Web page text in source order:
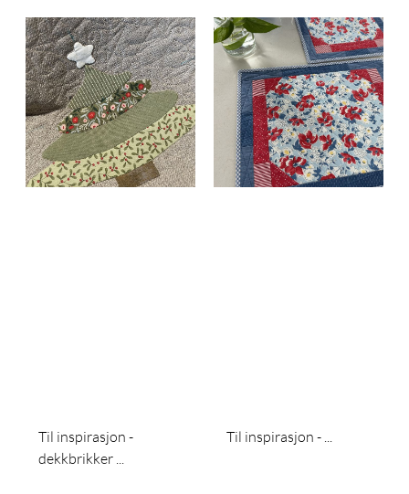
Til inspirasjon -
dekkbrikker ...
Til inspirasjon - ...